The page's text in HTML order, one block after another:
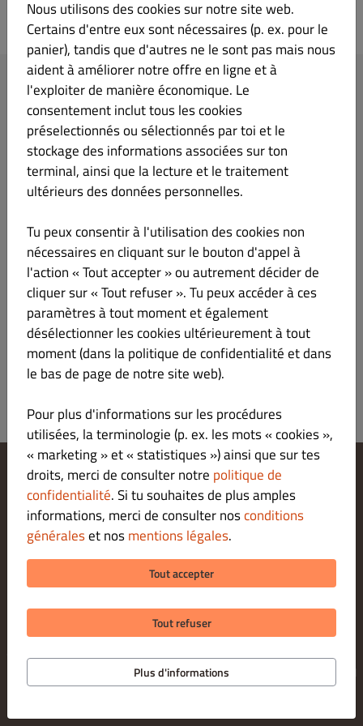
LA FABBRICA PIZZERIA
Votre commande
Ajoutez des éléments de menu à votre panier.
Passer au paiement
Votre adresse IP (216.73.216.7) a été enregistrée pour la prévention des
fraudes.
Modifier les paramètres relatifs aux cookies
Contactez-nous
Politique De Confidentialité
Conditions Générales
Legal notice
MODES DE PAIEMENT POUR LE RETRAIT SUR PLACE
© 2026 LA FABBRICA PIZZERIA
Application de commande pour restaurants proposée par
Nous utilisons des cookies sur notre site web.
Certains d'entre eux sont nécessaires (p. ex. pour le
panier), tandis que d'autres ne le sont pas mais nous
aident à améliorer notre offre en ligne et à
l'exploiter de manière économique. Le
consentement inclut tous les cookies
préselectionnés ou sélectionnés par toi et le
stockage des informations associées sur ton
terminal, ainsi que la lecture et le traitement
ultérieurs des données personnelles.
Tu peux consentir à l'utilisation des cookies non
nécessaires en cliquant sur le bouton d'appel à
l'action « Tout accepter » ou autrement décider de
cliquer sur « Tout refuser ». Tu peux accéder à ces
paramètres à tout moment et également
désélectionner les cookies ultérieurement à tout
moment (dans la politique de confidentialité et dans
le bas de page de notre site web).
Pour plus d'informations sur les procédures
utilisées, la terminologie (p. ex. les mots « cookies »,
« marketing » et « statistiques ») ainsi que sur tes
droits, merci de consulter notre politique de
confidentialité. Si tu souhaites de plus amples
informations, merci de consulter nosconditions
généraleset nosmentions légales.
Tout accepter
Tout refuser
Plus d'informations